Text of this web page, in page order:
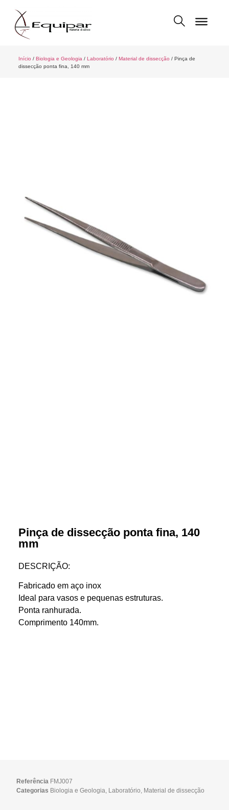
Início / Biologia e Geologia / Laboratório / Material de dissecção / Pinça de
dissecção ponta fina, 140 mm
Pinça de dissecção ponta fina, 140
mm
DESCRIÇÃO:
Fabricado em aço inox
Ideal para vasos e pequenas estruturas.
Ponta ranhurada.
Comprimento 140mm.
Referência FMJ007
Categorias Biologia e Geologia Laboratório Material de dissecção